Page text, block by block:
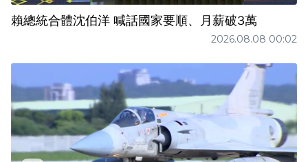
賴總統合體沈伯洋 喊話國家要順、月薪破3萬
2026.08.08 00:02